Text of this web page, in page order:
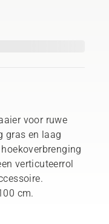
voor ruwe
gras en laag
verticuteerrol
cm.